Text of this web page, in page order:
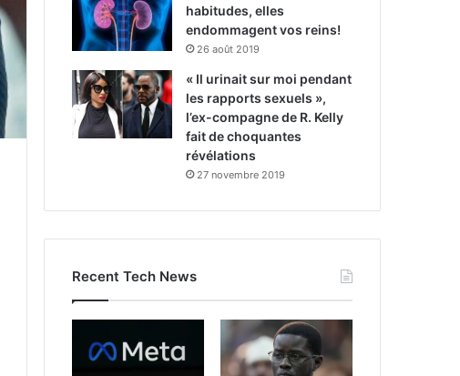
habitudes, elles
endommagent vos reins!
26 août 2019
« Il urinait sur moi pendant
les rapports sexuels »,
l’ex-compagne de R. Kelly
fait de choquantes
révélations
27 novembre 2019
Recent Tech News